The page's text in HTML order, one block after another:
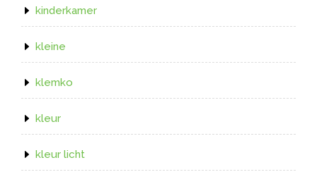
kinderkamer
kleine
klemko
kleur
kleur licht